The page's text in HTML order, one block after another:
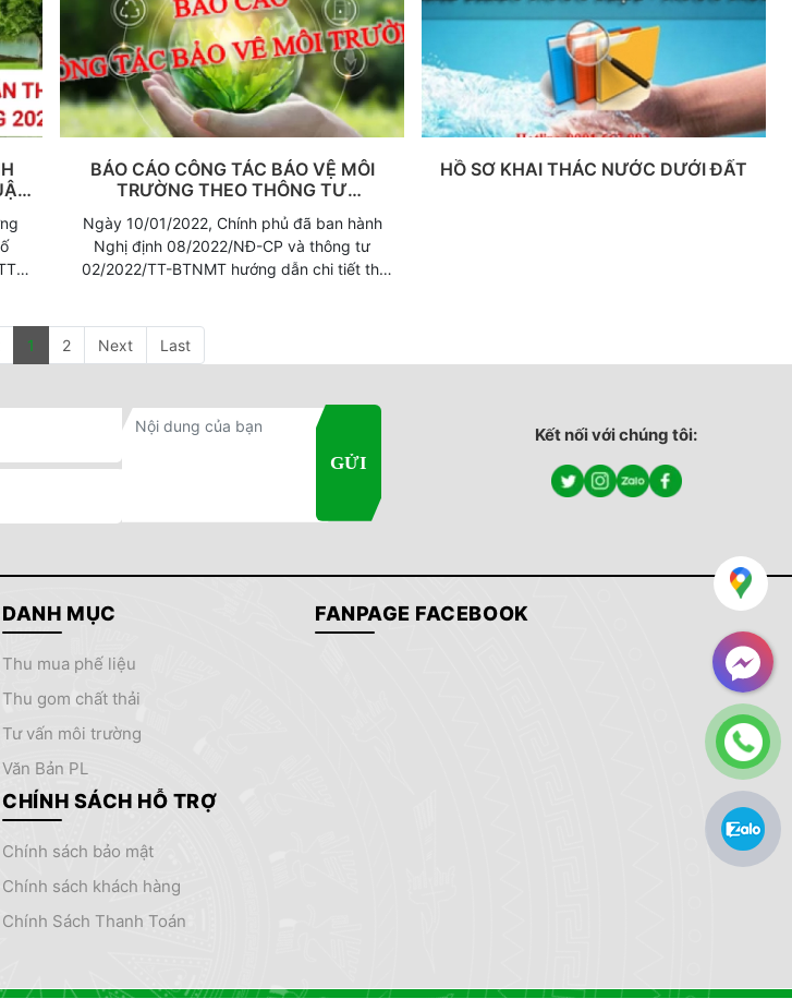
này khiến dự án vận hành trễ hoặc không
được vận hành vì chưa có sự cấp phép của
các cơ quan quản lý nhà nước
và
BÁO CÁO CÔNG TÁC BẢO VỆ MÔI
TRƯỜNG THEO THÔNG TƯ
Ngày 10/01/2022, Chính phủ đã ban hành
Nghị định 08/2022/NĐ-CP và thông tư
02/2022/TT-BTNMT hướng dẫn chi tiết thi
Chương V, Mục 3 Thông tư 02/2022/TT-
BTNMT ngày 10/01/2022, quy định thực hiện
sau:
HỒ SƠ KHAI THÁC NƯỚC DƯỚI ĐẤT
1 2 Next Last
Kết nối với chúng tôi:
DANH MỤC
thu mua phế liệu
thu gom chất thải
tư vấn môi trường
Văn Bản PL
CHÍNH SÁCH HỖ TRỢ
chính sách bảo mật
chính sách khách hàng
Chính Sách Thanh Toán
FANPAGE FACEBOOK